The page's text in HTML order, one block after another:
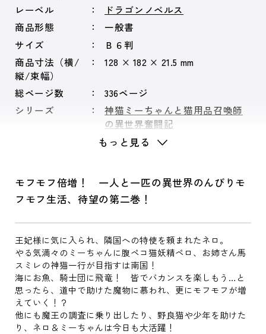
レーベル
ドラゴンノベルス
商品形態
一般書
サイズ
Ｂ６判
商品寸法（横/
縦/束幅）
128 × 182 × 21.5 mm
総ページ数
336ページ
シリーズ
神猫ミーちゃんと猫用品召喚師
の異世界奮闘記
もっと見る
モフモフ倍増！ 一人と一匹の異世界のんびりモ
フモフ生活、待望の第二巻！
王妃様に気に入られ、隣国への特使を頼まれたネロ。
やる気満々のミーちゃんに腹ペコ猫妖精ペロ、お姉さん馬
スミレの神猫一行が目指すは南国！
海にお魚、騎士団に飛竜！ 皆でバカンスを楽しもう…と
思ったら、道中で助けた魔物に慕われ、更にモフモフが増
えていく！？
他にも魔王の調査に乗り出したり、野良猫や少年を助けた
り、ネロ＆ミーちゃんは今日も大活躍！